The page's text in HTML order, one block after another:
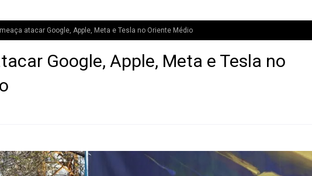
atacar Google, Apple, Meta e Tesla no Oriente Médio
Google, Apple, Meta e Tesla no